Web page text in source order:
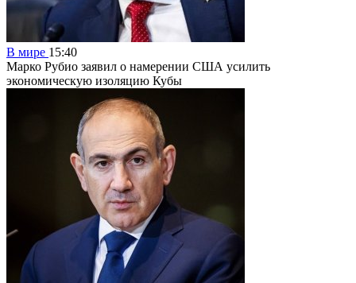
В мире 15:40
Марко Рубио заявил о намерении США усилить
экономическую изоляцию Кубы